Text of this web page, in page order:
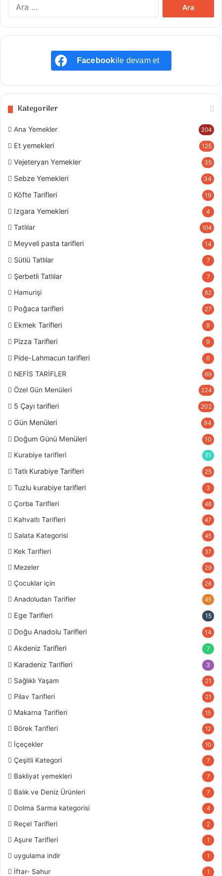
Facebookile devam et
Kategoriler
Ana Yemekler 204
Et yemekleri 125
Vejeteryan Yemekler 35
Sebze Yemekleri 34
Köfte Tarifleri 19
Izgara Yemekleri 4
Tatlılar 104
Meyveli pasta tarifleri 14
Sütlü Tatlılar 7
Şerbetli Tatlılar 7
Hamurişi 82
Poğaca tarifleri 27
Ekmek Tarifleri 9
Pizza Tarifleri 9
Pide-Lahmacun tarifleri 6
NEFİS TARİFLER 69
Özel Gün Menüleri 224
5 Çayı tarifleri 202
Gün Menüleri 94
Doğum Günü Menüleri 10
Kurabiye tarifleri 61
Tatlı Kurabiye Tarifleri 25
Tuzlu kurabiye tarifleri 3
Çorba Tarifleri 48
Kahvaltı Tarifleri 47
Salata Kategorisi 45
Kek Tarifleri 37
Mezeler 29
Çocuklar için 26
Anadoludan Tarifler 45
Ege Tarifleri 15
Doğu Anadolu Tarifleri 14
Akdeniz Tarifleri 7
Karadeniz Tarifleri 3
Sağlıklı Yaşam 21
Pilav Tarifleri 21
Makarna Tarifleri 15
Börek Tarifleri 12
İçeçekler 10
Çeşitli Kategori 7
Bakliyat yemekleri 7
Balık ve Deniz Ürünleri 7
Dolma Sarma kategorisi 4
Reçel Tarifleri 2
Aşure Tarifleri 1
uygulama indir 1
İftar- Sahur 1